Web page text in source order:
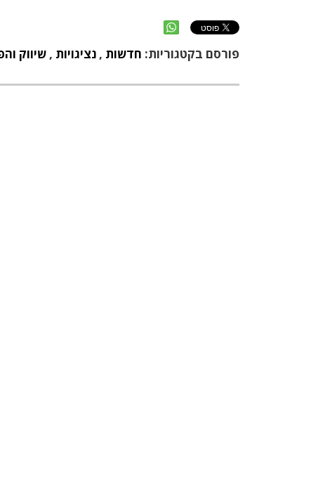
פורסם בקטגוריות: חדשות , נציגויות , שיווק